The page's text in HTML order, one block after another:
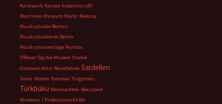
Karniyarik Katzen kodakcms.dll
Maritimes Museum Markt Medusa
Musikschulen Berlins
Musikschullehrer Berlin
Musikschulverträge Myndos
Offener Tag der Museen Orakel
Ortakent-Yahsi Reiseführer Sardellen
Soma Stollen Tomaten Turgutreis
Türkbükü Weihnachten Weissbrot
Windows 7 Professional 64 Bit